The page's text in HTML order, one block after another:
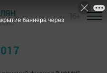
баннера через